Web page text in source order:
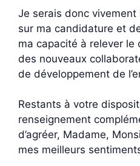
Je serais donc vivement
sur ma candidature et
ma capacité à relever le
des nouveaux
de développement de
Restants à votre
renseignement
d’agréer, Madame,
mes meilleurs